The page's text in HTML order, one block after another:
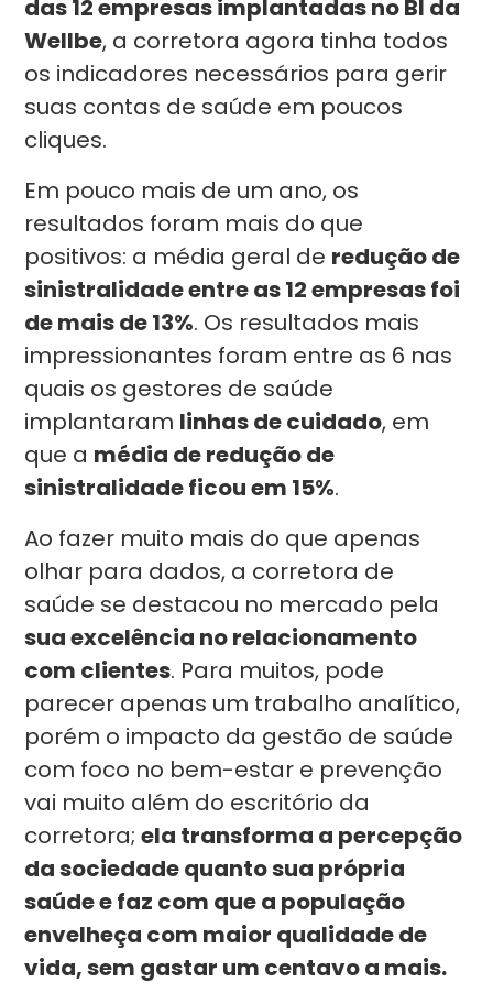
das 12 empresas implantadas no BI da
Wellbe, a corretora agora tinha todos
os indicadores necessários para gerir
suas contas de saúde em poucos
cliques.
Em pouco mais de um ano, os
resultados foram mais do que
positivos: a média geral de redução de
sinistralidade entre as 12 empresas foi
de mais de 13%. Os resultados mais
impressionantes foram entre as 6 nas
quais os gestores de saúde
implantaram linhas de cuidado, em
que a média de redução de
sinistralidade ficou em 15%.
Ao fazer muito mais do que apenas
olhar para dados, a corretora de
saúde se destacou no mercado pela
sua excelência no relacionamento
com clientes. Para muitos, pode
parecer apenas um trabalho analítico,
porém o impacto da gestão de saúde
com foco no bem-estar e prevenção
vai muito além do escritório da
corretora;ela transforma a percepção
da sociedade quanto sua própria
saúde e faz com que a população
envelheça com maior qualidade de
vida, sem gastar um centavo a mais.